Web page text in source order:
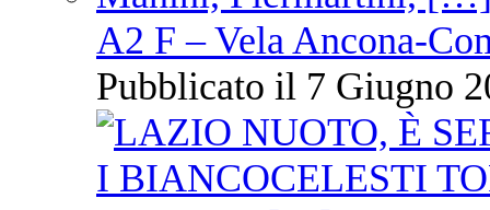
A2 F – Vela Ancona-
Pubblicato il 7 Giugno